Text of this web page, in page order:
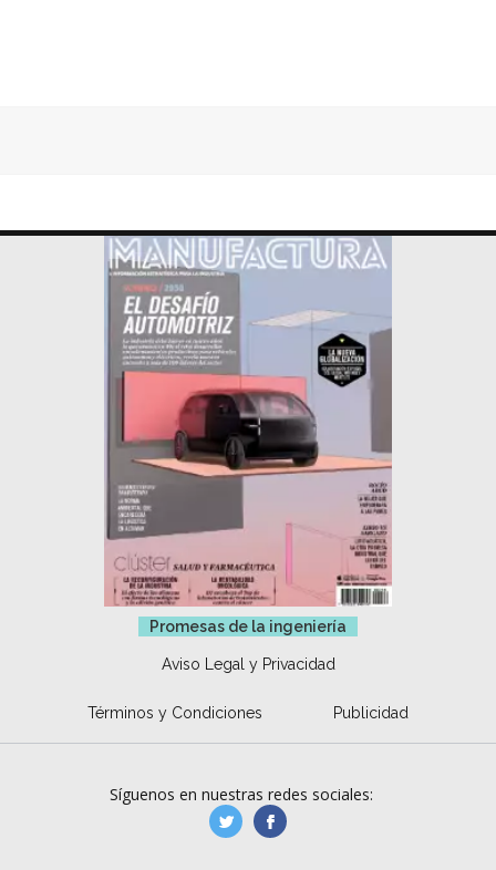
Promesas de la ingeniería
Aviso Legal y Privacidad
Términos y Condiciones Publicidad
Síguenos en nuestras redes sociales:
manufacturaGE